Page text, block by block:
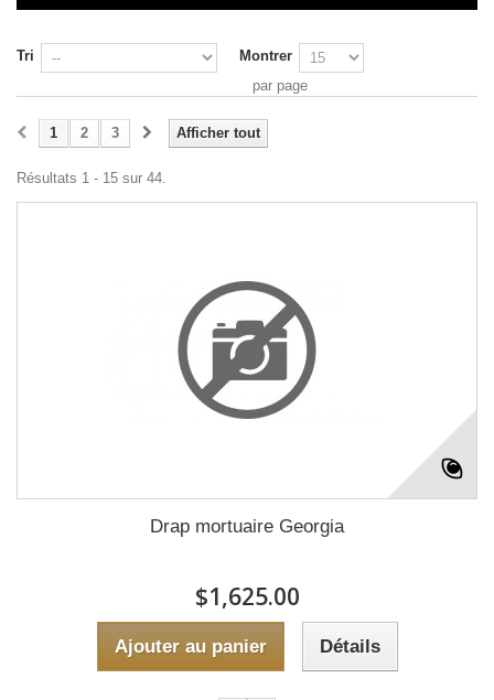
Tri
Montrer
par page
Afficher tout
1 2 3
Résultats 1 - 15 sur 44.
Drap mortuaire Georgia
$1,625.00
Ajouter au panier Détails